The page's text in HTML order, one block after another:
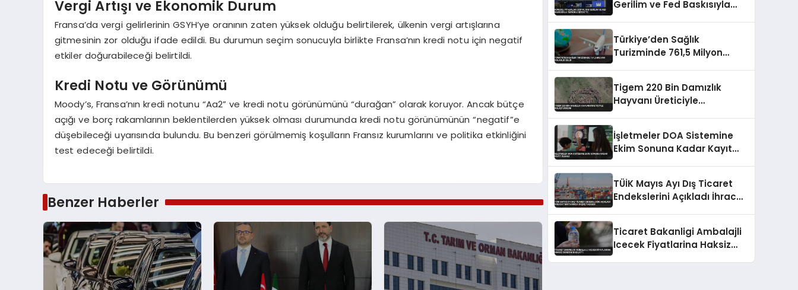
Vergi Artışı ve Ekonomik Durum
Fransa’da vergi gelirlerinin GSYH’ye oranının zaten yüksek olduğu belirtilerek, ülkenin vergi artışlarına
gitmesinin zor olduğu ifade edildi. Bu durumun seçim sonucuyla birlikte Fransa’nın kredi notu için negatif
etkiler doğurabileceği belirtildi.
Kredi Notu ve Görünümü
Moody’s, Fransa’nın kredi notunu “Aa2” ve kredi notu görünümünü “durağan” olarak koruyor. Ancak bütçe
açığı ve borç rakamlarının beklentilerden yüksek olması durumunda kredi notu görünümünün “negatif”e
düşebileceği uyarısında bulundu. Bu benzeri görülmemiş koşulların Fransız kurumlarını ve politika etkinliğini
test edeceği belirtildi.
Benzer Haberler
Gerilim ve Fed Baskısıyla
Türkiye’den Sağlık
Turizminde 761,5 Milyon
Tigem 220 Bin Damızlık
Hayvanı Üreticiyle
İşletmeler DOA Sistemine
Ekim Sonuna Kadar Kayıt
TÜİK Mayıs Ayı Dış Ticaret
Endekslerini Açıkladı İhracat
Ticaret Bakanligi Ambalajli
Icecek Fiyatlarina Haksiz